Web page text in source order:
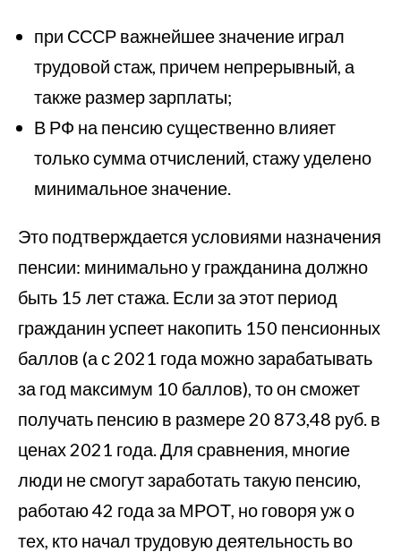
при СССР важнейшее значение играл
трудовой стаж, причем непрерывный, а
также размер зарплаты;
В РФ на пенсию существенно влияет
только сумма отчислений, стажу уделено
минимальное значение.
Это подтверждается условиями назначения
пенсии: минимально у гражданина должно
быть 15 лет стажа. Если за этот период
гражданин успеет накопить 150 пенсионных
баллов (а с 2021 года можно зарабатывать
за год максимум 10 баллов), то он сможет
получать пенсию в размере 20 873,48 руб. в
ценах 2021 года. Для сравнения, многие
люди не смогут заработать такую пенсию,
работаю 42 года за МРОТ, но говоря уж о
тех, кто начал трудовую деятельность во